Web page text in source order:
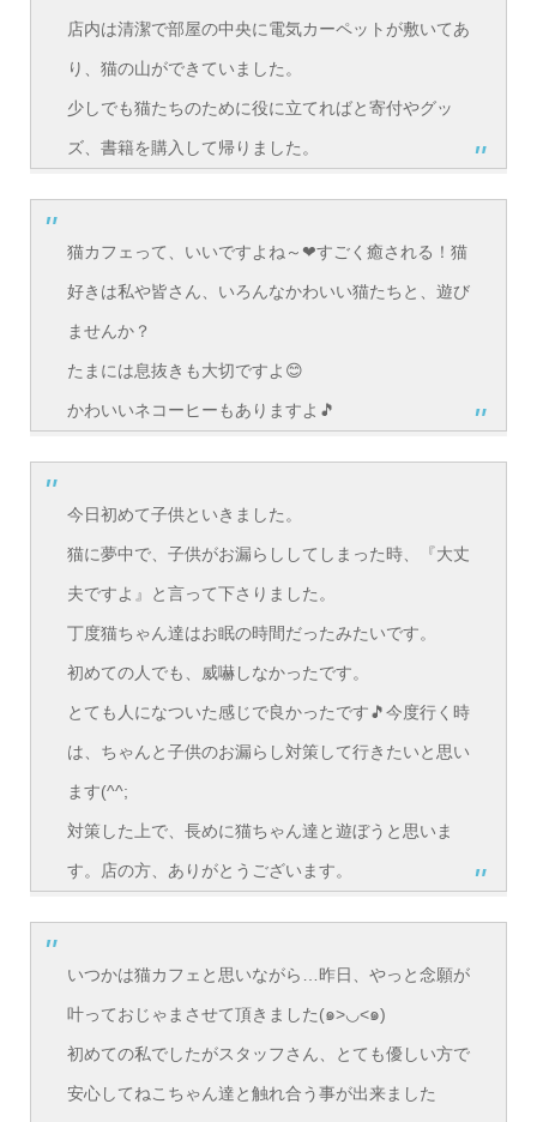
店内は清潔で部屋の中央に電気カーペットが敷いてあ
り、猫の山ができていました。
少しでも猫たちのために役に立てればと寄付やグッ
ズ、書籍を購入して帰りました。
猫カフェって、いいですよね～❤すごく癒される！猫
好きは私や皆さん、いろんなかわいい猫たちと、遊び
ませんか？
たまには息抜きも大切ですよ😊
かわいいネコーヒーもありますよ🎵
今日初めて子供といきました。
猫に夢中で、子供がお漏らししてしまった時、『大丈
夫ですよ』と言って下さりました。
丁度猫ちゃん達はお眠の時間だったみたいです。
初めての人でも、威嚇しなかったです。
とても人になついた感じで良かったです🎵今度行く時
は、ちゃんと子供のお漏らし対策して行きたいと思い
ます(^^;
対策した上で、長めに猫ちゃん達と遊ぼうと思いま
す。店の方、ありがとうございます。
いつかは猫カフェと思いながら…昨日、やっと念願が
叶っておじゃまさせて頂きました(๑>◡<๑)
初めての私でしたがスタッフさん、とても優しい方で
安心してねこちゃん達と触れ合う事が出来ました